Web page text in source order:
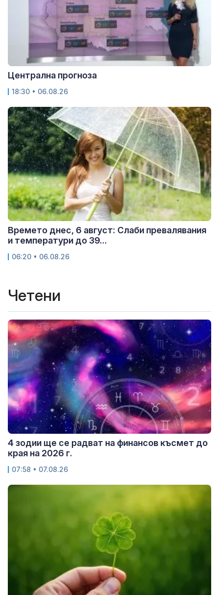
Централна прогноза
18:30 • 06.08.26
Времето днес, 6 август: Слаби превалявания
и температури до 39...
06:20 • 06.08.26
Четени
4 зодии ще се радват на финансов късмет до
края на 2026 г.
07:58 • 07.08.26